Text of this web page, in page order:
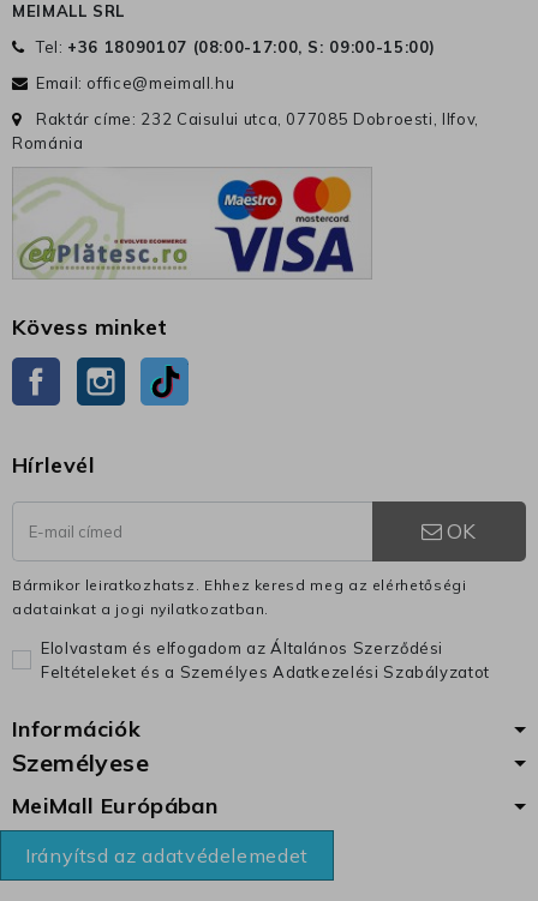
MEIMALL SRL
Tel: +36 18090107 (08:00-17:00, S: 09:00-15:00)
Email: office@meimall.hu
Raktár címe: 232 Caisului utca, 077085 Dobroesti, Ilfov,
Románia
Kövess minket
Facebook Instagram
Hírlevél
OK
Bármikor leiratkozhatsz. Ehhez keresd meg az elérhetőségi
adatainkat a jogi nyilatkozatban.
Elolvastam és elfogadom az Általános Szerződési
Feltételeket és a Személyes Adatkezelési Szabályzatot
Információk
Személyese
MeiMall Európában
Irányítsd az adatvédelemedet